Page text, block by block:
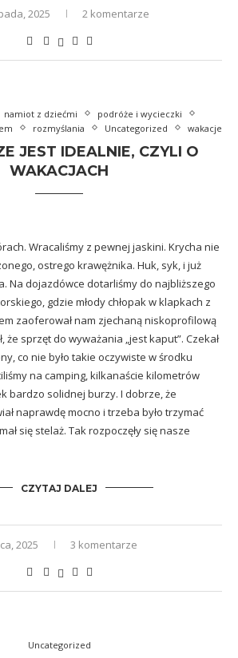
2025 2 komentarze
namiot z dziećmi
podróże i wycieczki
rozmyślania Uncategorized wakacje
JEST IDEALNIE, CZYLI O
WAKACJACH
Wracaliśmy z pewnej jaskini. Krycha nie
ostrego krawężnika. Huk, syk, i już
Na dojazdówce dotarliśmy do najbliższego
gdzie młody chłopak w klapkach z
zaoferował nam zjechaną niskoprofilową
że sprzęt do wyważania „jest kaput”. Czekał
co nie było takie oczywiste w środku
na camping, kilkanaście kilometrów
bardzo solidnej burzy. I dobrze, że
naprawdę mocno i trzeba było trzymać
się stelaż. Tak rozpoczęły się nasze
CZYTAJ DALEJ
2025 3 komentarze
Uncategorized